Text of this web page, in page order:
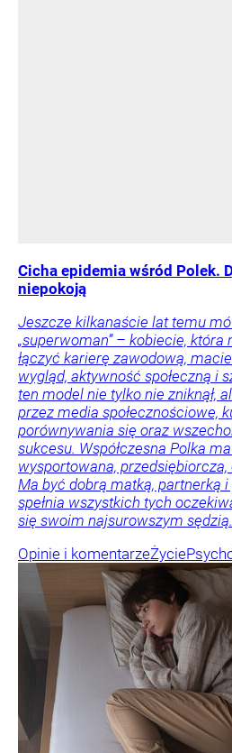
Cicha epidemia wśród Polek.
niepokoją
Jeszcze kilkanaście lat temu
„superwoman” – kobiecie, która
łączyć karierę zawodową,
wygląd, aktywność społeczną i
ten model nie tylko nie zniknął,
przez media społecznościowe,
porównywania się oraz
sukcesu. Współczesna Polka
wysportowana, przedsiębiorcza,
Ma być dobrą matką, partnerką i
spełnia wszystkich tych
się swoim najsurowszym sędzią.
Opinie i komentarzeŻycie